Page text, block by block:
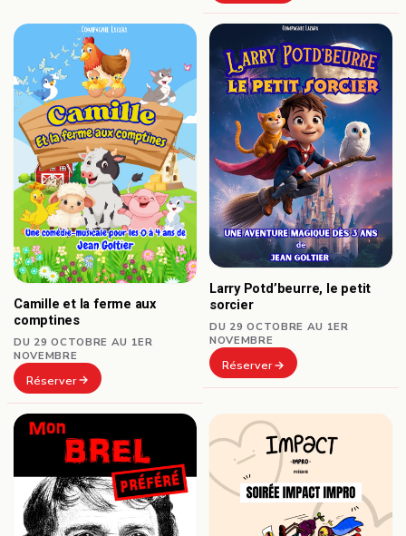
Camille et la ferme aux
comptines
DU 29 OCTOBRE AU 1ER
NOVEMBRE
Réserver
Larry Potd’beurre, le petit
sorcier
DU 29 OCTOBRE AU 1ER
NOVEMBRE
Réserver